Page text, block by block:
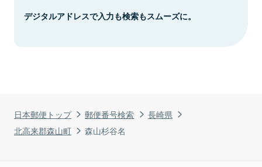
日本郵便トップ 郵便番号検索
長崎県
北高来郡森山町
森山杉谷名
デジタルアドレスで入力も検索もスムーズに。